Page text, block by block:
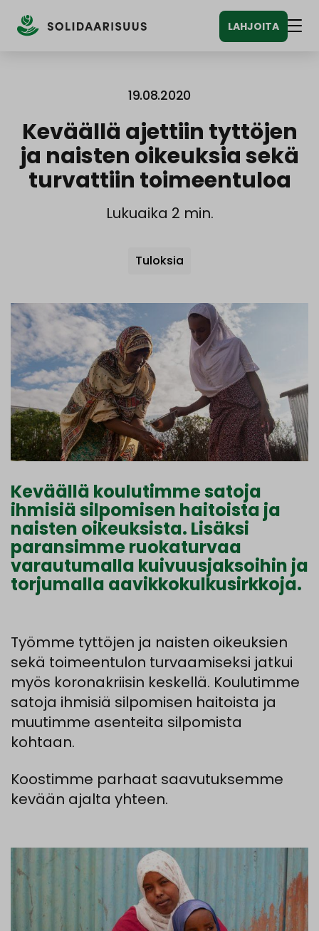
sisältöön
LAHJOITA
19.08.2020
Keväällä ajettiin tyttöjen
ja naisten oikeuksia sekä
turvattiin toimeentuloa
Lukuaika 2 min.
Avainsanat
Tuloksia
Keväällä koulutimme satoja
ihmisiä silpomisen haitoista ja
naisten oikeuksista. Lisäksi
paransimme ruokaturvaa
varautumalla kuivuusjaksoihin ja
torjumalla aavikkokulkusirkkoja.
Työmme tyttöjen ja naisten oikeuksien
sekä toimeentulon turvaamiseksi jatkui
myös koronakriisin keskellä. Koulutimme
satoja ihmisiä silpomisen haitoista ja
muutimme asenteita silpomista
kohtaan.
Koostimme parhaat saavutuksemme
kevään ajalta yhteen.